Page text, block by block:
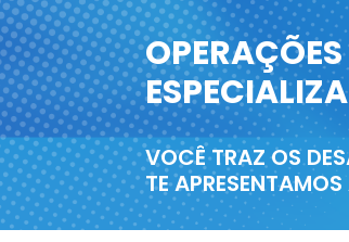
OPERAÇÕES
VOCÊ TRAZ OS
TE